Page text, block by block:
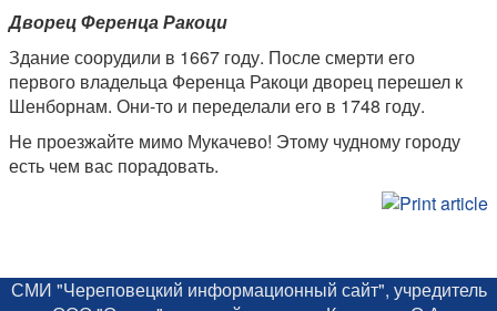
Дворец Ференца Ракоци
Здание соорудили в 1667 году. После смерти его
первого владельца Ференца Ракоци дворец перешел к
Шенборнам. Они-то и переделали его в 1748 году.
Не проезжайте мимо Мукачево! Этому чудному городу
есть чем вас порадовать.
СМИ "Череповецкий информационный сайт", учредитель